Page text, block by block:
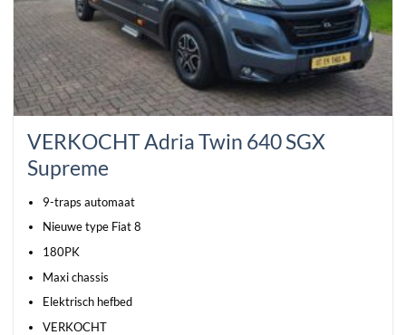
VERKOCHT Adria Twin 640 SGX
Supreme
9-traps automaat
Nieuwe type Fiat 8
180PK
Maxi chassis
Elektrisch hefbed
VERKOCHT